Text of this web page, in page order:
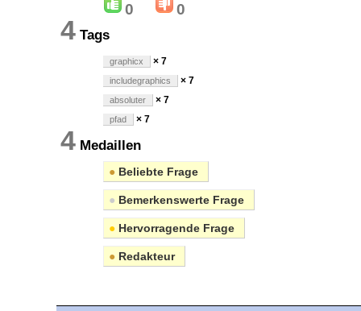
0 0
4 Tags
graphicx × 7
includegraphics × 7
absoluter × 7
pfad × 7
4 Medaillen
● Beliebte Frage
● Bemerkenswerte Frage
● Hervorragende Frage
● Redakteur